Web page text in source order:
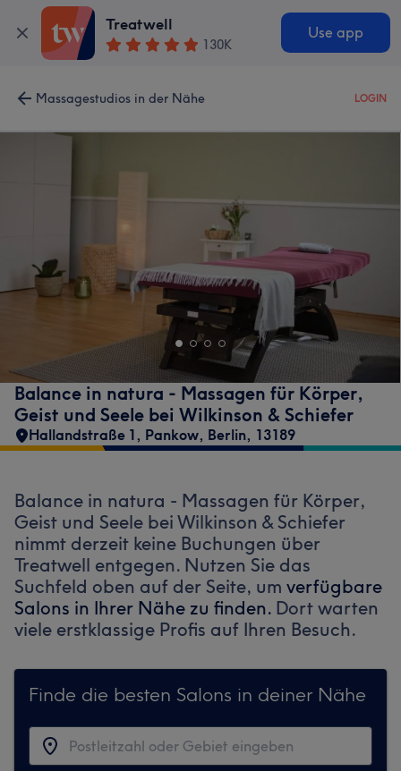
Treatwell
130K
Use app
Massagestudios in der Nähe LOGIN
Balance in natura - Massagen für Körper,
Geist und Seele bei Wilkinson & Schiefer
Hallandstraße 1, Pankow, Berlin, 13189
Balance in natura - Massagen für Körper,
Geist und Seele bei Wilkinson & Schiefer
nimmt derzeit keine Buchungen über
Treatwell entgegen. Nutzen Sie das
Suchfeld oben auf der Seite, um verfügbare
Salons in Ihrer Nähe zu finden. Dort warten
viele erstklassige Profis auf Ihren Besuch.
Finde die besten Salons in deiner Nähe